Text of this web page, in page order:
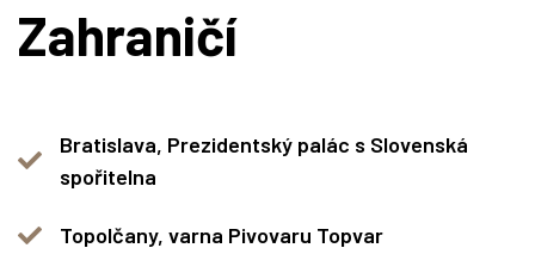
Zahraničí
Bratislava, Prezidentský palác s Slovenská
spořitelna
Topolčany, varna Pivovaru Topvar